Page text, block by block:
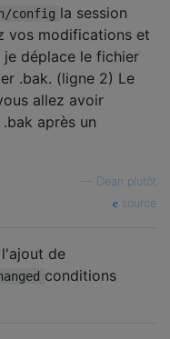
config la session
vos modifications et
déplace le fichier
.bak. (ligne 2) Le
allez avoir
après un
Dean plutôt
source
de
conditions